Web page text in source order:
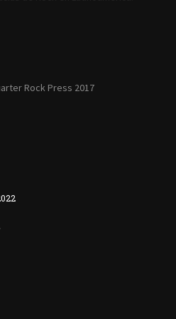
Rock Press 2017